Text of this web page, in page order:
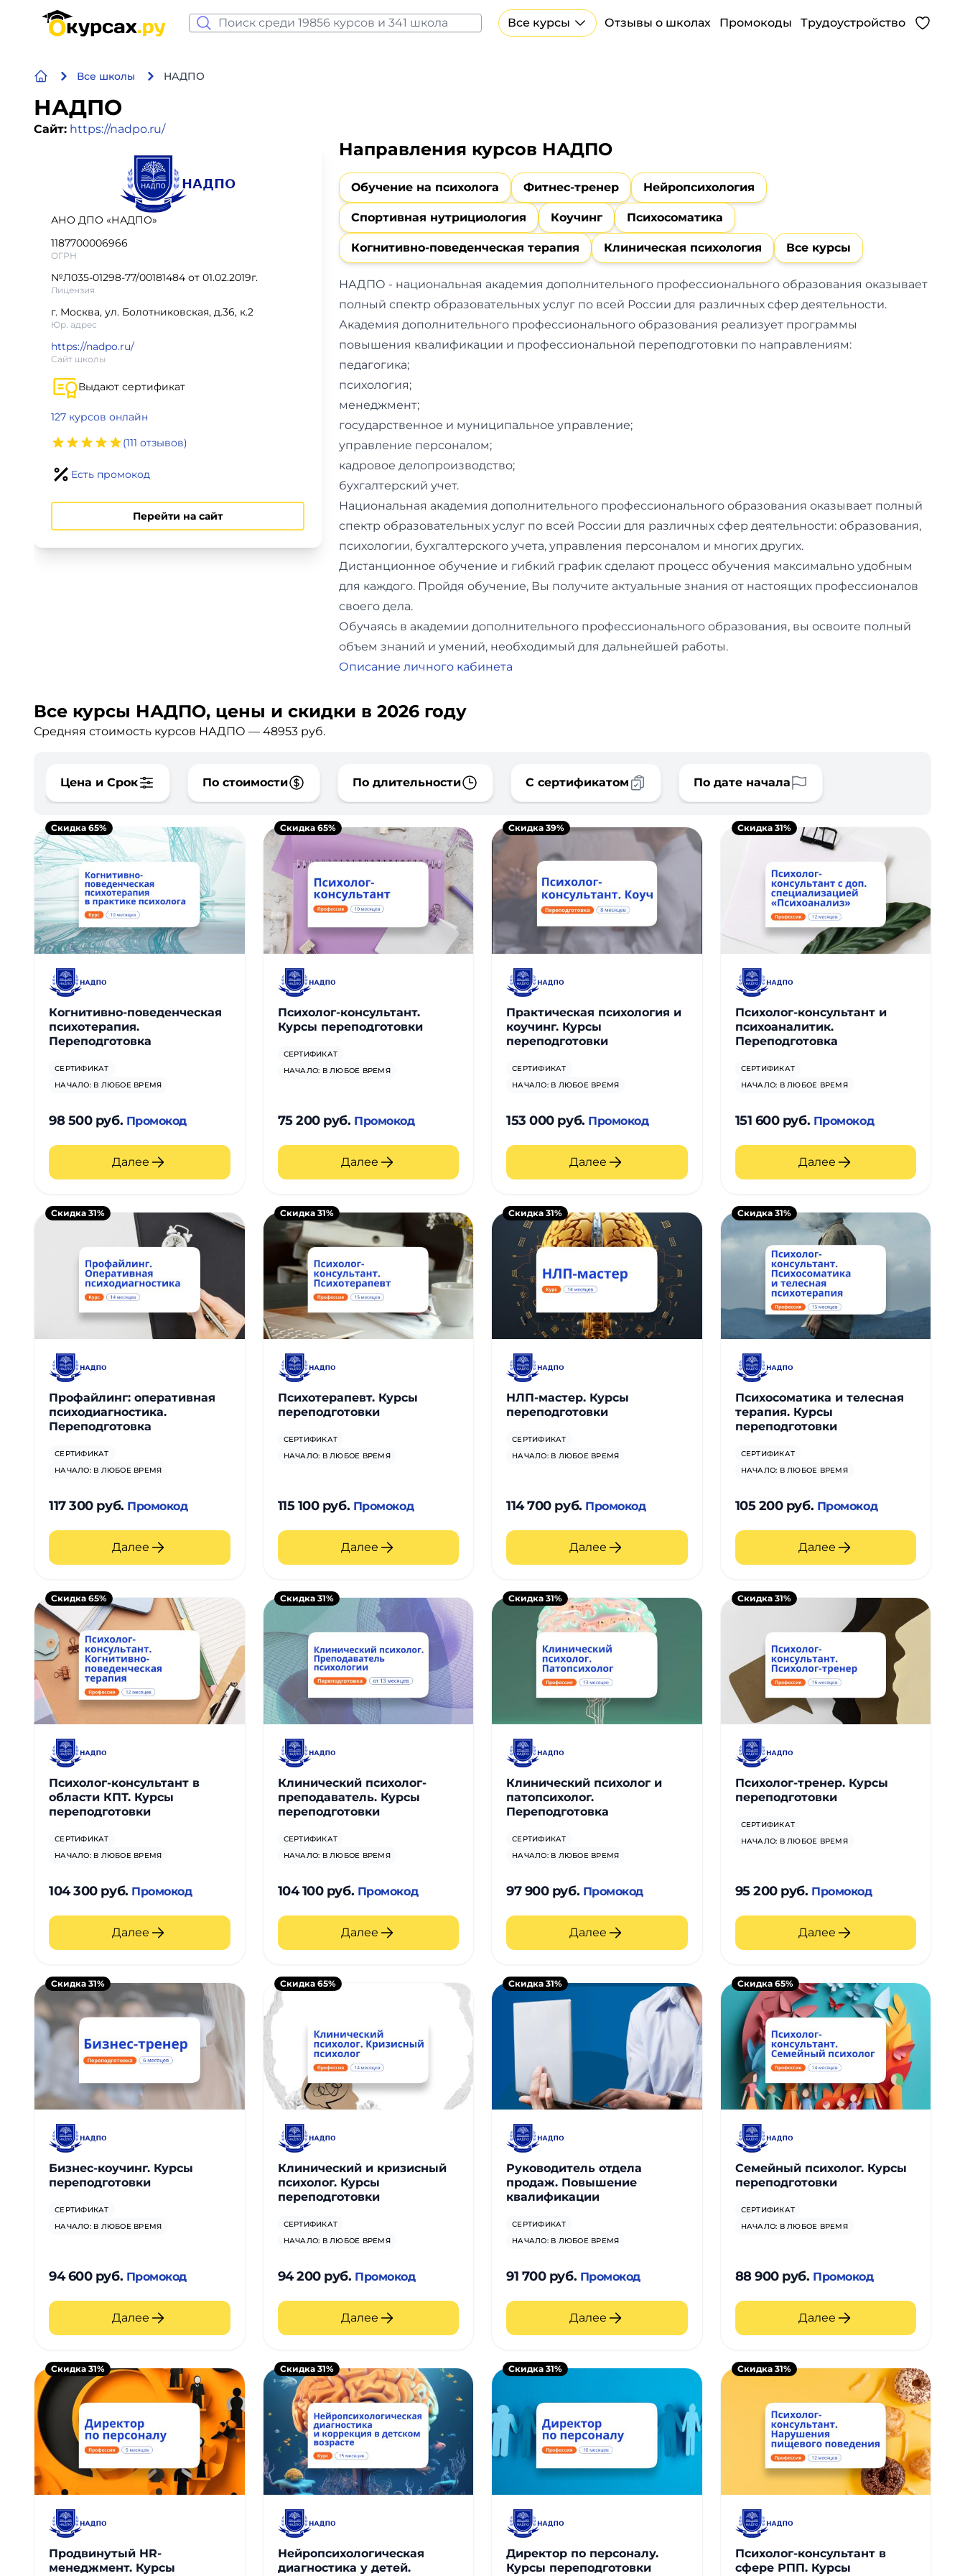
Все курсы Отзывы о школах Промокоды Трудоустройство
Все школы НАДПО
НАДПО
Сайт: https://nadpo.ru/
АНО ДПО «НАДПО»
1187700006966
ОГРН
№Л035-01298-77/00181484 от 01.02.2019г.
Лицензия
г. Москва, ул. Болотниковская, д.36, к.2
Юр. адрес
https://nadpo.ru/
Сайт школы
Выдают сертификат
127 курсов онлайн
(111 отзывов)
Есть промокод
Перейти на сайт
Направления курсов НАДПО
Обучение на психолога Фитнес-тренер Нейропсихология
Спортивная нутрициология Коучинг Психосоматика
Когнитивно-поведенческая терапия Клиническая психология Все курсы
НАДПО - национальная академия дополнительного профессионального образования оказывает
полный спектр образовательных услуг по всей России для различных сфер деятельности.
Академия дополнительного профессионального образования реализует программы
повышения квалификации и профессиональной переподготовки по направлениям:
педагогика;
психология;
менеджмент;
государственное и муниципальное управление;
управление персоналом;
кадровое делопроизводство;
бухгалтерский учет.
Национальная академия дополнительного профессионального образования оказывает полный
спектр образовательных услуг по всей России для различных сфер деятельности: образования,
психологии, бухгалтерского учета, управления персоналом и многих других.
Дистанционное обучение и гибкий график сделают процесс обучения максимально удобным
для каждого. Пройдя обучение, Вы получите актуальные знания от настоящих профессионалов
своего дела.
Обучаясь в академии дополнительного профессионального образования, вы освоите полный
объем знаний и умений, необходимый для дальнейшей работы.
Описание личного кабинета
Все курсы НАДПО, цены и скидки в 2026 году
Средняя стоимость курсов НАДПО — 48953 руб.
Цена и Срок По стоимости По длительности С сертификатом По дате начала
Когнитивно-поведенческая
психотерапия.
Переподготовка
СЕРТИФИКАТ
НАЧАЛО: В ЛЮБОЕ ВРЕМЯ
98 500 руб. Промокод
Далее
Скидка 65%
Психолог-консультант.
Курсы переподготовки
СЕРТИФИКАТ
НАЧАЛО: В ЛЮБОЕ ВРЕМЯ
75 200 руб. Промокод
Далее
Скидка 65%
Практическая психология и
коучинг. Курсы
переподготовки
СЕРТИФИКАТ
НАЧАЛО: В ЛЮБОЕ ВРЕМЯ
153 000 руб. Промокод
Далее
Скидка 39%
Психолог-консультант и
психоаналитик.
Переподготовка
СЕРТИФИКАТ
НАЧАЛО: В ЛЮБОЕ ВРЕМЯ
151 600 руб. Промокод
Далее
Скидка 31%
Профайлинг: оперативная
психодиагностика.
Переподготовка
СЕРТИФИКАТ
НАЧАЛО: В ЛЮБОЕ ВРЕМЯ
117 300 руб. Промокод
Далее
Скидка 31%
Психотерапевт. Курсы
переподготовки
СЕРТИФИКАТ
НАЧАЛО: В ЛЮБОЕ ВРЕМЯ
115 100 руб. Промокод
Далее
Скидка 31%
НЛП-мастер. Курсы
переподготовки
СЕРТИФИКАТ
НАЧАЛО: В ЛЮБОЕ ВРЕМЯ
114 700 руб. Промокод
Далее
Скидка 31%
Психосоматика и телесная
терапия. Курсы
переподготовки
СЕРТИФИКАТ
НАЧАЛО: В ЛЮБОЕ ВРЕМЯ
105 200 руб. Промокод
Далее
Скидка 31%
Психолог-консультант в
области КПТ. Курсы
переподготовки
СЕРТИФИКАТ
НАЧАЛО: В ЛЮБОЕ ВРЕМЯ
104 300 руб. Промокод
Далее
Скидка 65%
Клинический психолог-
преподаватель. Курсы
переподготовки
СЕРТИФИКАТ
НАЧАЛО: В ЛЮБОЕ ВРЕМЯ
104 100 руб. Промокод
Далее
Скидка 31%
Клинический психолог и
патопсихолог.
Переподготовка
СЕРТИФИКАТ
НАЧАЛО: В ЛЮБОЕ ВРЕМЯ
97 900 руб. Промокод
Далее
Скидка 31%
Психолог-тренер. Курсы
переподготовки
СЕРТИФИКАТ
НАЧАЛО: В ЛЮБОЕ ВРЕМЯ
95 200 руб. Промокод
Далее
Скидка 31%
Бизнес-коучинг. Курсы
переподготовки
СЕРТИФИКАТ
НАЧАЛО: В ЛЮБОЕ ВРЕМЯ
94 600 руб. Промокод
Далее
Скидка 31%
Клинический и кризисный
психолог. Курсы
переподготовки
СЕРТИФИКАТ
НАЧАЛО: В ЛЮБОЕ ВРЕМЯ
94 200 руб. Промокод
Далее
Скидка 65%
Руководитель отдела
продаж. Повышение
квалификации
СЕРТИФИКАТ
НАЧАЛО: В ЛЮБОЕ ВРЕМЯ
91 700 руб. Промокод
Далее
Скидка 31%
Семейный психолог. Курсы
переподготовки
СЕРТИФИКАТ
НАЧАЛО: В ЛЮБОЕ ВРЕМЯ
88 900 руб. Промокод
Далее
Скидка 65%
Продвинутый HR-
менеджмент. Курсы
Скидка 31%
Нейропсихологическая
диагностика у детей.
Скидка 31%
Директор по персоналу.
Курсы переподготовки
Скидка 31%
Психолог-консультант в
сфере РПП. Курсы
Скидка 31%
Программирование
Бизнес и финансы
Аналитика
Видео, фото, аудио
Маркетинг
Иностранный язык
Для детей
Красота, здоровье, фитнес
Психология и саморазвитие
Тесты на профориентацию